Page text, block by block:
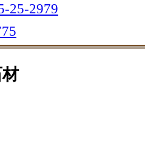
25-2979